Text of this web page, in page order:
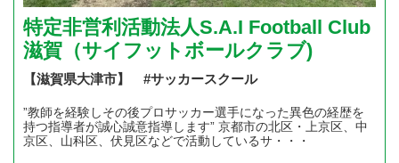
特定非営利活動法人S.A.I Football Club
滋賀（サイフットボールクラブ)
【滋賀県大津市】 #サッカースクール
”教師を経験しその後プロサッカー選手になった異色の経歴を
持つ指導者が誠心誠意指導します” 京都市の北区・上京区、中
京区、山科区、伏見区などで活動しているサ・・・